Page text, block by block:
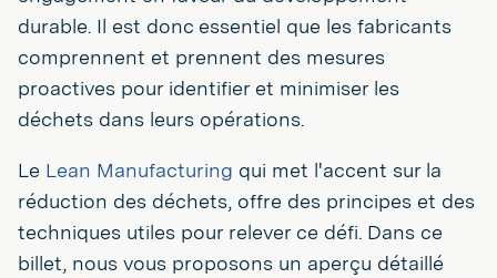
durable. Il est donc essentiel que les fabricants
comprennent et prennent des mesures
proactives pour identifier et minimiser les
déchets dans leurs opérations.
Le Lean Manufacturing qui met l'accent sur la
réduction des déchets, offre des principes et des
techniques utiles pour relever ce défi. Dans ce
billet, nous vous proposons un aperçu détaillé